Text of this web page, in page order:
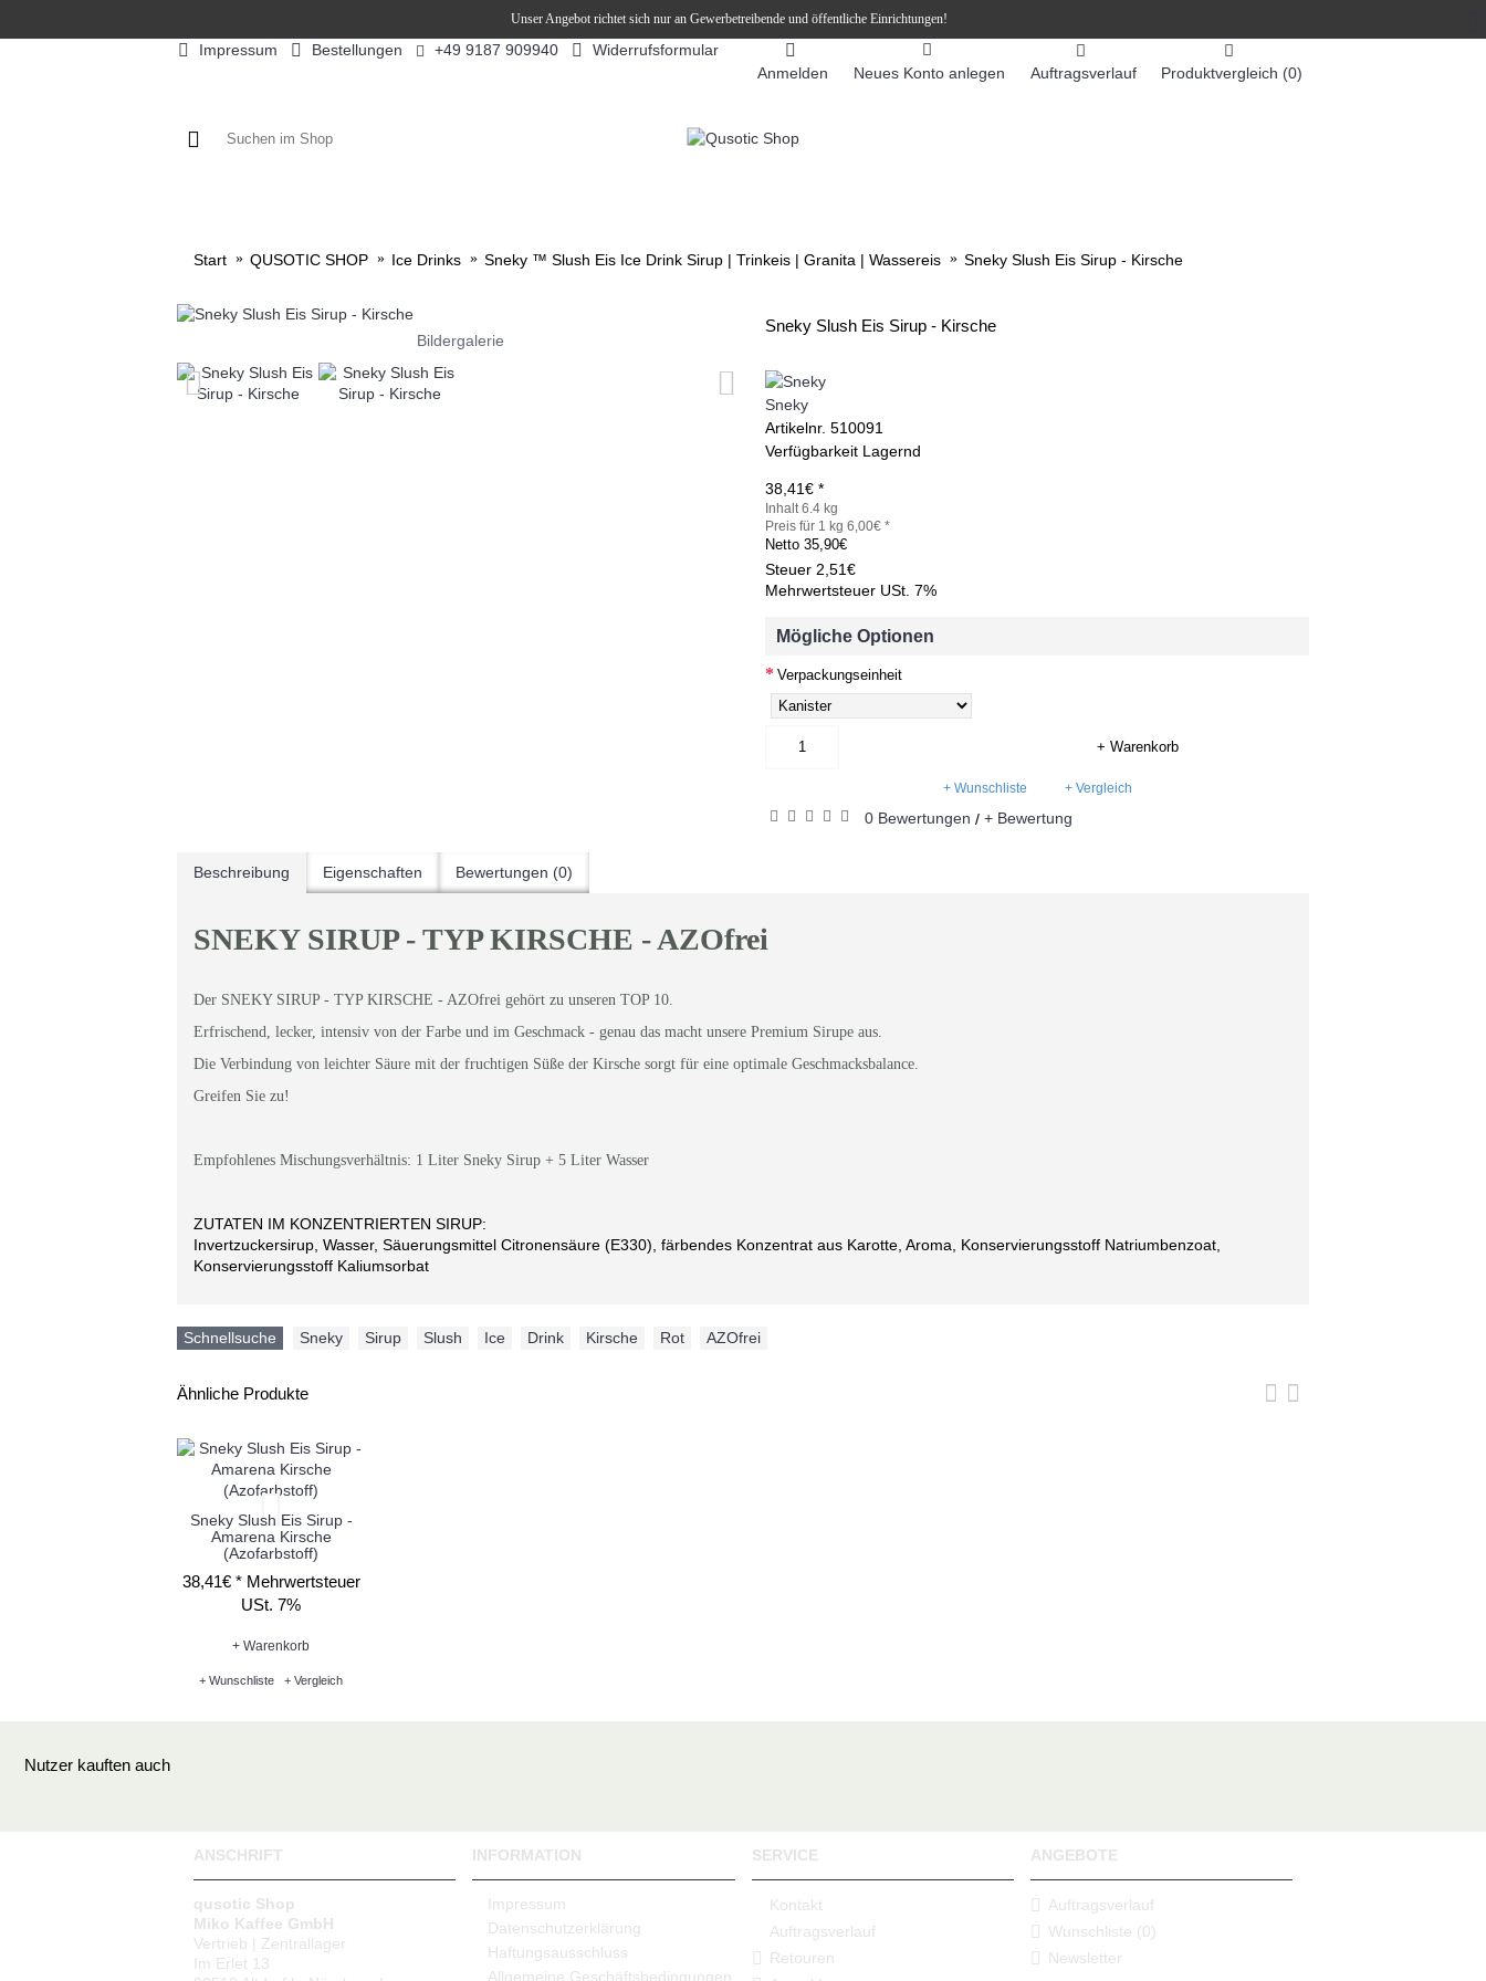
Unser Angebot richtet sich nur an Gewerbetreibende und öffentliche Einrichtungen!
Impressum Bestellungen +49 9187 909940
Widerrufsformular
Anmelden
Neues Konto anlegen Auftragsverlauf Produktvergleich (0)
Start QUSOTIC SHOP Ice Drinks Sneky ™ Slush Eis Ice Drink Sirup | Trinkeis | Granita | Wassereis Sneky Slush Eis Sirup - Kirsche
Bildergalerie
Sneky Slush Eis Sirup - Kirsche
Sneky
Artikelnr. 510091
Verfügbarkeit Lagernd
38,41€ *
Inhalt 6.4 kg
Preis für 1 kg 6,00€ *
Netto 35,90€
Steuer 2,51€
Mehrwertsteuer USt. 7%
Mögliche Optionen
Verpackungseinheit
+ Warenkorb
+ Wunschliste + Vergleich
0 Bewertungen / + Bewertung
Beschreibung Eigenschaften Bewertungen (0)
SNEKY SIRUP - TYP KIRSCHE - AZOfrei
Der SNEKY SIRUP - TYP KIRSCHE - AZOfrei gehört zu unseren TOP 10.
Erfrischend, lecker, intensiv von der Farbe und im Geschmack - genau das macht unsere Premium Sirupe aus.
Die Verbindung von leichter Säure mit der fruchtigen Süße der Kirsche sorgt für eine optimale Geschmacksbalance.
Greifen Sie zu!
Empfohlenes Mischungsverhältnis: 1 Liter Sneky Sirup + 5 Liter Wasser
ZUTATEN IM KONZENTRIERTEN SIRUP:
Invertzuckersirup, Wasser, Säuerungsmittel Citronensäure (E330), färbendes Konzentrat aus Karotte, Aroma, Konservierungsstoff Natriumbenzoat,
Konservierungsstoff Kaliumsorbat
Schnellsuche Sneky Sirup Slush Ice Drink Kirsche Rot AZOfrei
Ähnliche Produkte
Sneky Slush Eis Sirup -
Amarena Kirsche
(Azofarbstoff)
38,41€ * Mehrwertsteuer
USt. 7%
+ Warenkorb
+ Wunschliste + Vergleich
Nutzer kauften auch
ANSCHRIFT
qusotic Shop
Miko Kaffee GmbH
Vertrieb | Zentrallager
Im Erlet 13
INFORMATION
Impressum
Datenschutzerklärung
Haftungsausschluss
Allgemeine Geschäftsbedingungen
SERVICE
Kontakt
Auftragsverlauf
Retouren
ANGEBOTE
Auftragsverlauf
Wunschliste (0)
Newsletter